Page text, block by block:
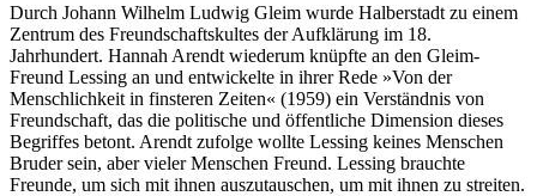
Durch Johann Wilhelm Ludwig Gleim wurde Halberstadt zu einem
Zentrum des Freundschaftskultes der Aufklärung im 18.
Jahrhundert. Hannah Arendt wiederum knüpfte an den Gleim-
Freund Lessing an und entwickelte in ihrer Rede »Von der
Menschlichkeit in finsteren Zeiten« (1959) ein Verständnis von
Freundschaft, das die politische und öffentliche Dimension dieses
Begriffes betont. Arendt zufolge wollte Lessing keines Menschen
Bruder sein, aber vieler Menschen Freund. Lessing brauchte
Freunde, um sich mit ihnen auszutauschen, um mit ihnen zu streiten.